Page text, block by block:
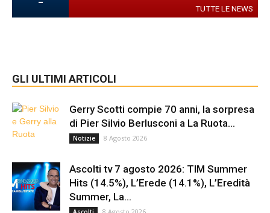
TUTTE LE NEWS
GLI ULTIMI ARTICOLI
Gerry Scotti compie 70 anni, la sorpresa
di Pier Silvio Berlusconi a La Ruota...
Notizie 8 Agosto 2026
Ascolti tv 7 agosto 2026: TIM Summer
Hits (14.5%), L’Erede (14.1%), L’Eredità
Summer, La...